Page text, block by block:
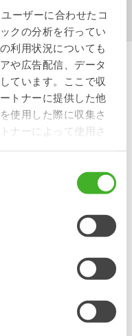
ーザーに合わせたコ
クの分析を行ってい
利用状況についても
や広告配信、データ
ています。ここで収
トナーに提供した他
使用した際に収集さ
ナーによって使用さ
適化され
ーション
。当社は常に油圧ショベ
ています。重掘削用のバ
目的に合わせた幅広いバ
ンチ、掘削、グレーデ
タ、チルトカプラ、また
場合油圧ショベルを移